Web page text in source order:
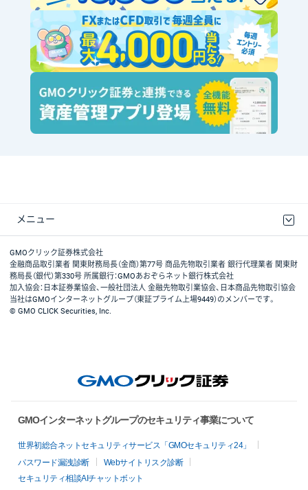
メニュー
取引規程・約款
最良執行方針
ディスクレイマー
リスク説明
GMOクリック証券ホームページ
GMOクリック証券株式会社
金融商品取引業者 関東財務局長（金商）第77号 商品先物取引業者 銀行代理業者 関東財
務局長（銀代）第330号 所属銀行：GMOあおぞらネット銀行株式会社
加入協会：日本証券業協会、一般社団法人 金融先物取引業協会、日本商品先物取引協会
当社はGMOインターネットグループ（東証プライム上場9449）のメンバーです。
© GMO CLICK Securities, Inc.
GMOインターネットグループのセキュリティ事業について
世界初総合ネットセキュリティサービス「GMOセキュリティ24」
パスワード漏洩診断
Webサイトリスク診断
セキュリティ相談AIチャットボット